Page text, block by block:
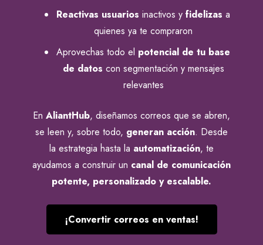
Reactivas usuarios inactivos y fidelizas a
quienes ya te compraron
Aprovechas todo el potencial de tu base
de datos con segmentación y mensajes
relevantes
En AliantHub, diseñamos correos que se abren,
se leen y, sobre todo, generan acción. Desde
la estrategia hasta la automatización, te
ayudamos a construir un canal de comunicación
potente, personalizado y escalable.
¡Convertir correos en ventas!